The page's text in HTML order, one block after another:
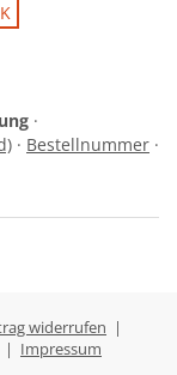
·
· Bestellnummer ·
widerrufen |
| Impressum